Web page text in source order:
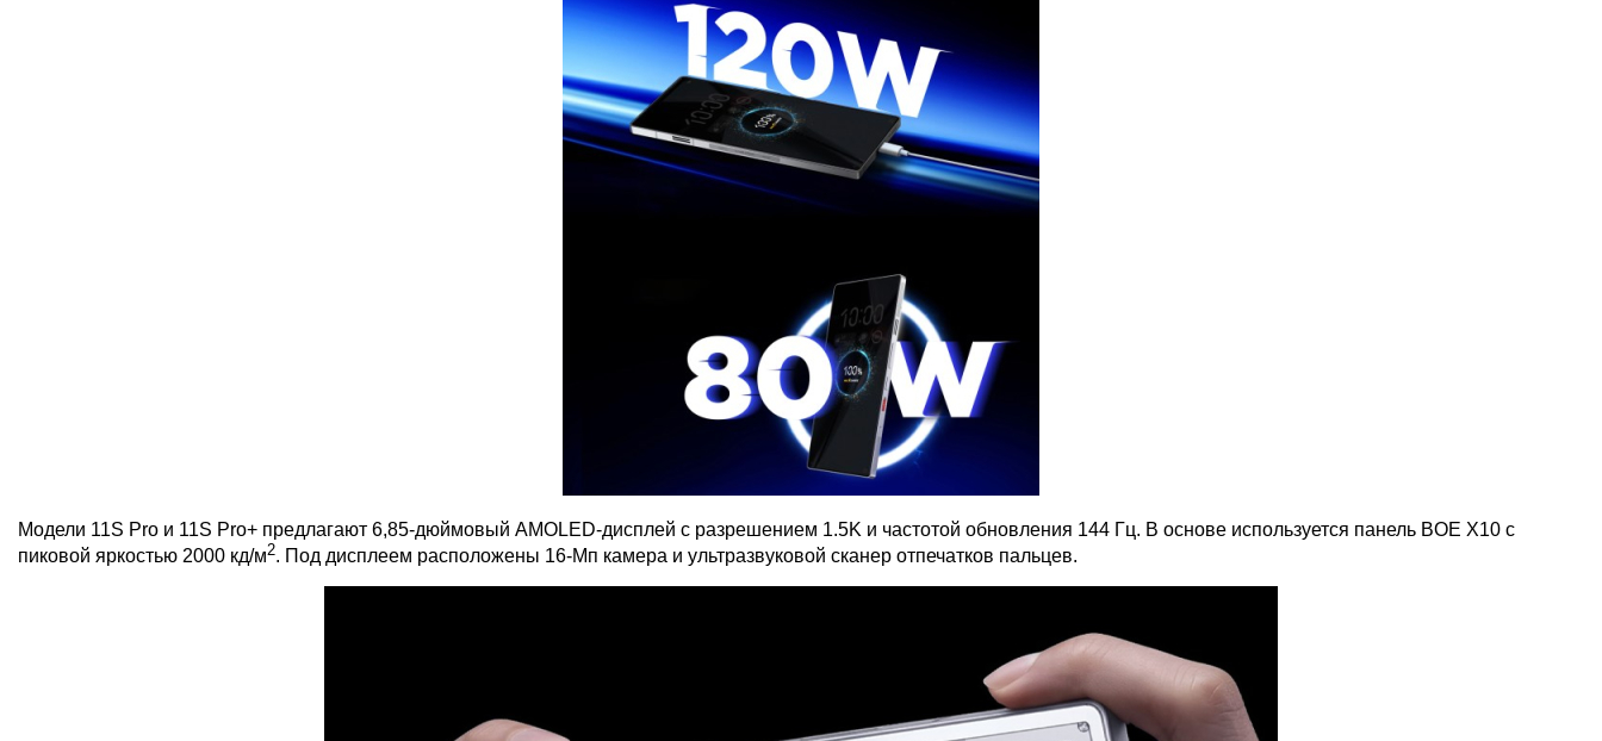
Модели 11S Pro и 11S Pro+ предлагают 6,85-дюймовый AMOLED-дисплей с разрешением 1.5K и частотой обновления 144 Гц. В основе используется панель BOE X10 с
пиковой яркостью 2000 кд/м2. Под дисплеем расположены 16-Мп камера и ультразвуковой сканер отпечатков пальцев.